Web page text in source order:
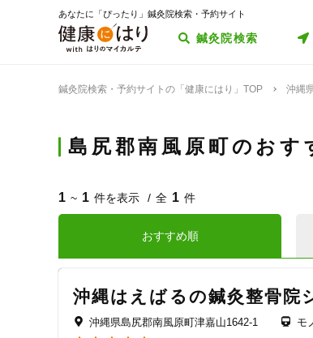
あなたに「ぴったり」鍼灸院検索・予約サイト
鍼灸院検索
鍼灸院検索・予約サイトの「健康にはり」TOP 沖縄
島尻郡南風原町のお
1 ~ 1 件を表示 全 1 件
おすすめ順
沖縄はえばるの鍼灸整骨院
沖縄県島尻郡南風原町津嘉山1642-1 モ